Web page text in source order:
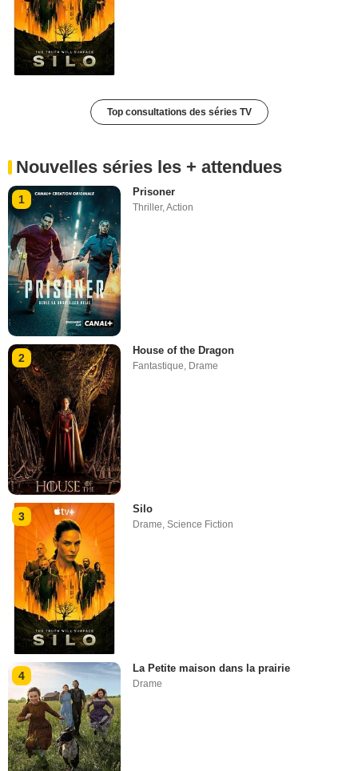
Top consultations des séries TV
Nouvelles séries les + attendues
1
Prisoner
Thriller,Action
2
House of the Dragon
Fantastique, Drame
3
Silo
Drame,Science Fiction
4
La Petite maison dans la prairie
Drame